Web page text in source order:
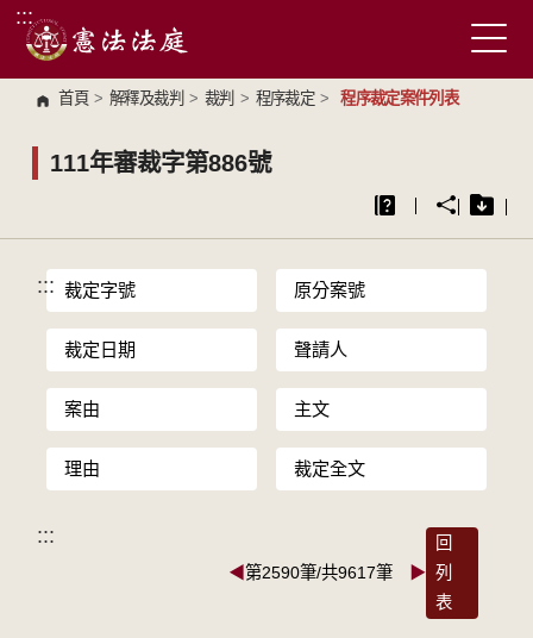
跳到主要內容區塊
:::
首頁 > 解釋及裁判 > 裁判 > 程序裁定 > 程序裁定案件列表
111年審裁字第886號
::: 裁定字號 原分案號
裁定日期 聲請人
案由 主文
理由 裁定全文
:::
◀第2590筆/共9617筆 ▶
回
列
表